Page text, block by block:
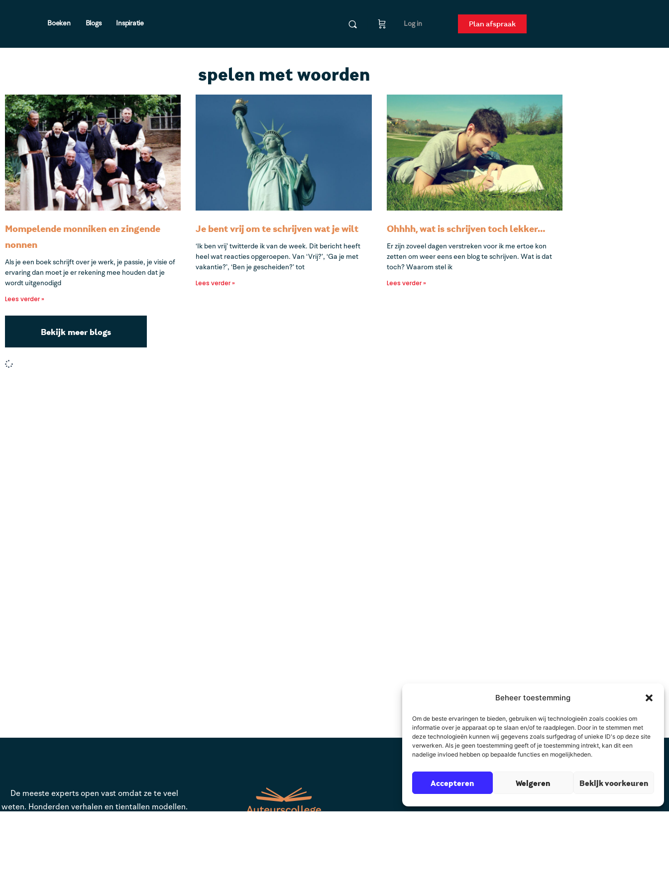
Beheer toestemming
Om de beste ervaringen te bieden, gebruiken wij technologieën zoals cookies om
informatie over je apparaat op te slaan en/of te raadplegen. Door in te stemmen met
deze technologieën kunnen wij gegevens zoals surfgedrag of unieke ID's op deze site
verwerken. Als je geen toestemming geeft of je toestemming intrekt, kan dit een
nadelige invloed hebben op bepaalde functies en mogelijkheden.
Accepteren Weigeren Bekijk voorkeuren
Boeken Blogs Inspiratie Log in Plan afspraak
spelen met woorden
Mompelende monniken en zingende
nonnen
Als je een boek schrijft over je werk, je passie, je visie of
ervaring dan moet je er rekening mee houden dat je
wordt uitgenodigd
Lees verder »
Je bent vrij om te schrijven wat je wilt
‘Ik ben vrij’ twitterde ik van de week. Dit bericht heeft
heel wat reacties opgeroepen. Van ‘Vrij?’, ‘Ga je met
vakantie?’, ‘Ben je gescheiden?’ tot
Lees verder »
Ohhhh, wat is schrijven toch lekker…
Er zijn zoveel dagen verstreken voor ik me ertoe kon
zetten om weer eens een blog te schrijven. Wat is dat
toch? Waarom stel ik
Lees verder »
Bekijk meer blogs
De meeste experts open vast omdat ze te veel
weten. Honderden verhalen en tientallen modellen.
Contact